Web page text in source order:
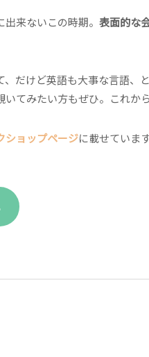
来ないこの時期。 表面的な
、だけど英語も大事な言語、
てみたい方もぜひ。これか
ショップページに載せていま